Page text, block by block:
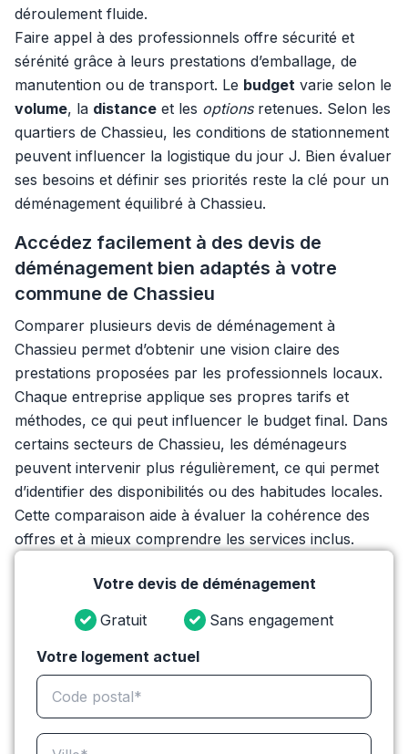
déroulement fluide.
Faire appel à des professionnels offre sécurité et
sérénité grâce à leurs prestations d’emballage, de
manutention ou de transport. Le budget varie selon le
volume, la distance et les optionsretenues. Selon les
quartiers de Chassieu, les conditions de stationnement
peuvent influencer la logistique du jour J. Bien évaluer
ses besoins et définir ses priorités reste la clé pour un
déménagement équilibré à Chassieu.
Accédez facilement à des devis de
déménagement bien adaptés à votre
commune de Chassieu
Comparer plusieurs devis de déménagement à
Chassieu permet d’obtenir une vision claire des
prestations proposées par les professionnels locaux.
Chaque entreprise applique ses propres tarifs et
méthodes, ce qui peut influencer le budget final. Dans
certains secteurs de Chassieu, les déménageurs
peuvent intervenir plus régulièrement, ce qui permet
d’identifier des disponibilités ou des habitudes locales.
Cette comparaison aide à évaluer la cohérence des
offres et à mieux comprendre les services inclus.
Votre devis de déménagement
Gratuit
Sans engagement
Votre logement actuel